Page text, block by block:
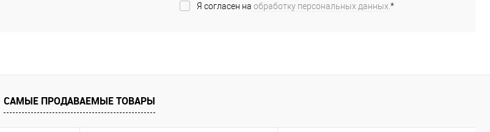
Я согласен на обработку персональных данных. *
САМЫЕ ПРОДАВАЕМЫЕ ТОВАРЫ